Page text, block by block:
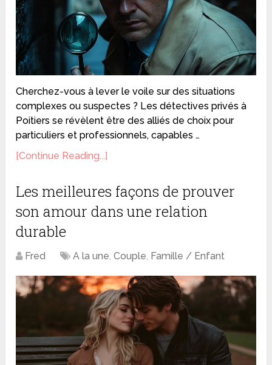
Cherchez-vous à lever le voile sur des situations
complexes ou suspectes ? Les détectives privés à
Poitiers se révèlent être des alliés de choix pour
particuliers et professionnels, capables …
[Continue Reading...]
Les meilleures façons de prouver
son amour dans une relation
durable
Fred A la une,Couple, Famille / Enfant